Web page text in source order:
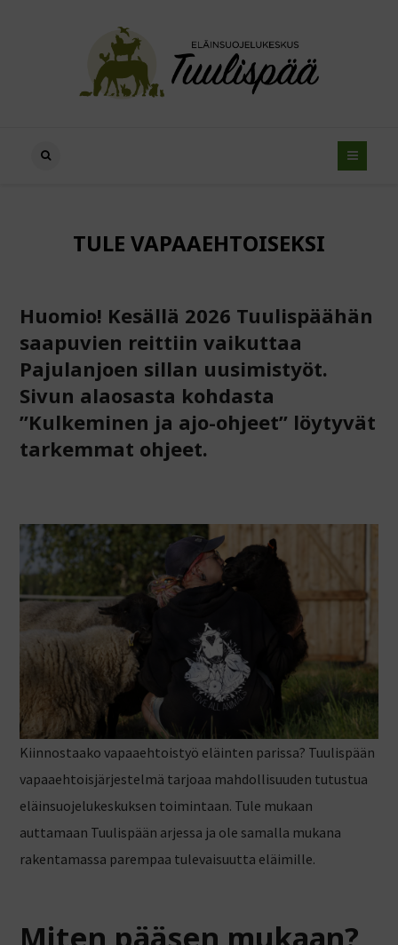
TULE VAPAAEHTOISEKSI
Huomio! Kesällä 2026 Tuulispäähän
saapuvien reittiin vaikuttaa
Pajulanjoen sillan uusimistyöt.
Sivun alaosasta kohdasta
”Kulkeminen ja ajo-ohjeet” löytyvät
tarkemmat ohjeet.
Kiinnostaako vapaaehtoistyö eläinten parissa? Tuulispään
vapaaehtoisjärjestelmä tarjoaa mahdollisuuden tutustua
eläinsuojelukeskuksen toimintaan. Tule mukaan
auttamaan Tuulispään arjessa ja ole samalla mukana
rakentamassa parempaa tulevaisuutta eläimille.